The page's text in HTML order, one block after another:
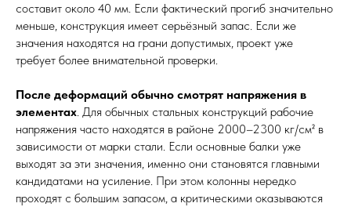
составит около 40 мм. Если фактический прогиб значительно
меньше, конструкция имеет серьёзный запас. Если же
значения находятся на грани допустимых, проект уже
требует более внимательной проверки.
После деформаций обычно смотрят напряжения в
элементах. Для обычных стальных конструкций рабочие
напряжения часто находятся в районе 2000–2300 кг/см² в
зависимости от марки стали. Если основные балки уже
выходят за эти значения, именно они становятся главными
кандидатами на усиление. При этом колонны нередко
проходят с большим запасом, а критическими оказываются